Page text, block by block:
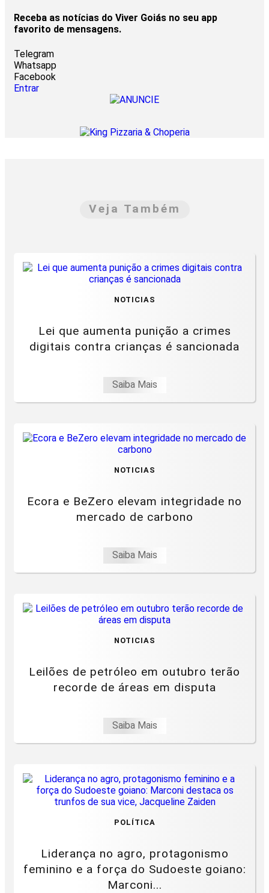
Receba as notícias do Viver Goiás no seu app
favorito de mensagens.
Telegram
Whatsapp
Facebook
Entrar
Veja Também
NOTICIAS
Lei que aumenta punição a crimes
digitais contra crianças é sancionada
Saiba Mais
NOTICIAS
Ecora e BeZero elevam integridade no
mercado de carbono
Saiba Mais
NOTICIAS
Leilões de petróleo em outubro terão
recorde de áreas em disputa
Saiba Mais
POLÍTICA
Liderança no agro, protagonismo
feminino e a força do Sudoeste goiano:
Marconi...